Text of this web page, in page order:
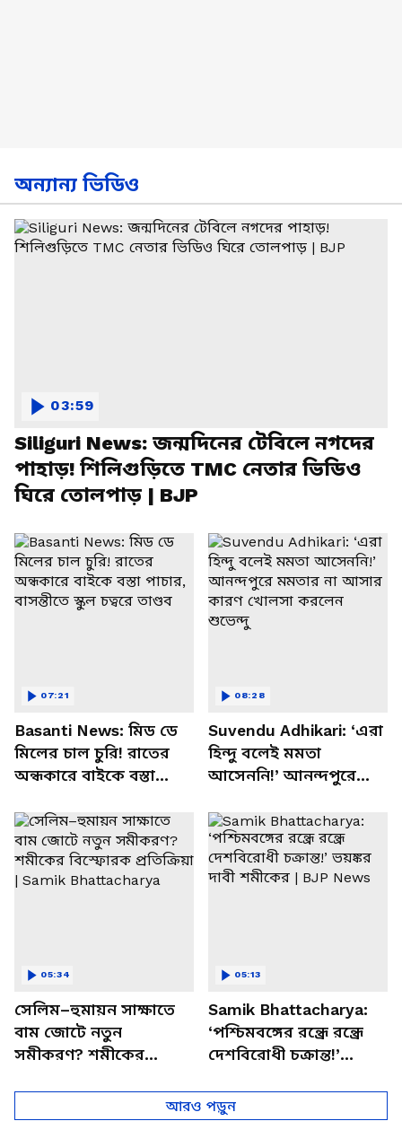
অন্যান্য ভিডিও
Siliguri News: জন্মদিনের টেবিলে নগদের
পাহাড়! শিলিগুড়িতে TMC নেতার ভিডিও
ঘিরে তোলপাড় | BJP
03:59
Basanti News: মিড ডে
মিলের চাল চুরি! রাতের
অন্ধকারে বাইকে বস্তা
চত্বরে তাণ্ডব
07:21
Suvendu Adhikari: ‘এরা
হিন্দু বলেই মমতা
আসেননি!’ আনন্দপুরে
খোলসা করলেন শুভেন্দু
08:28
সেলিম–হুমায়ন সাক্ষাতে
বাম জোটে নতুন
সমীকরণ? শমীকের
Samik Bhattacharya
05:34
Samik Bhattacharya:
‘পশ্চিমবঙ্গের রন্ধ্রে রন্ধ্রে
দেশবিরোধী চক্রান্ত!’
BJP News
05:13
আরও পড়ুন